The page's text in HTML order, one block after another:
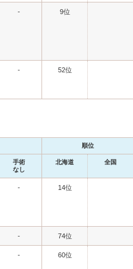
- 9位
- 52位
順位
手術
なし
北海道 全国
- 14位
- 74位
- 60位